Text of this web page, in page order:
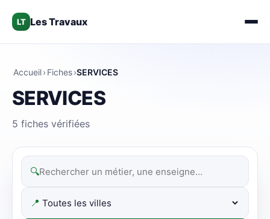
LT Les Travaux
Accueil› Fiches›SERVICES
SERVICES
5 fiches vérifiées
🔍
📍